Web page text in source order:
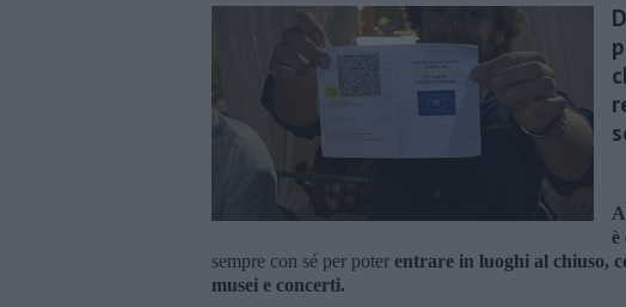
è
sempre con sé per poter entrare in luoghi al chiuso,
musei e concerti.